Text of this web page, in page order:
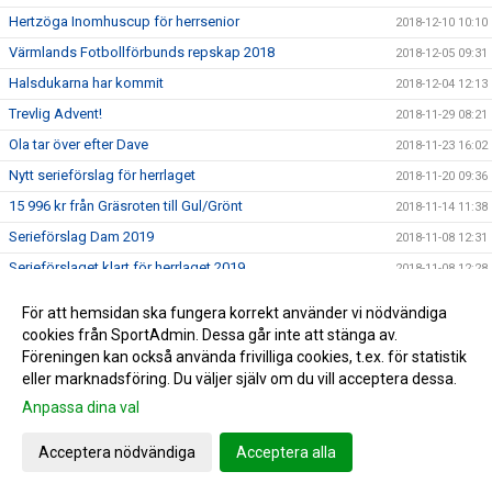
Hertzöga Inomhuscup för herrsenior 2018-12-10 10:10
Värmlands Fotbollförbunds repskap 2018 2018-12-05 09:31
Halsdukarna har kommit 2018-12-04 12:13
Trevlig Advent! 2018-11-29 08:21
Ola tar över efter Dave 2018-11-23 16:02
Nytt serieförslag för herrlaget 2018-11-20 09:36
15 996 kr från Gräsroten till Gul/Grönt 2018-11-14 11:38
Serieförslag Dam 2019 2018-11-08 12:31
Serieförslaget klart för herrlaget 2019 2018-11-08 12:28
Inbjudan till Mästarcupen 2019 skickades idag
F05 etta o tvåa i Sun Cup futsal 2018-11-04 14:11
Kansliet stängt fredag 2/11
3:e raka för innebandyherrarna
Fakturor för innebandysäsongen skickas idag
För att hemsidan ska fungera korrekt använder vi nödvändiga
cookies från SportAdmin. Dessa går inte att stänga av.
Föreningen kan också använda frivilliga cookies, t.ex. för statistik
eller marknadsföring. Du väljer själv om du vill acceptera dessa.
Anpassa dina val
Acceptera nödvändiga Acceptera alla